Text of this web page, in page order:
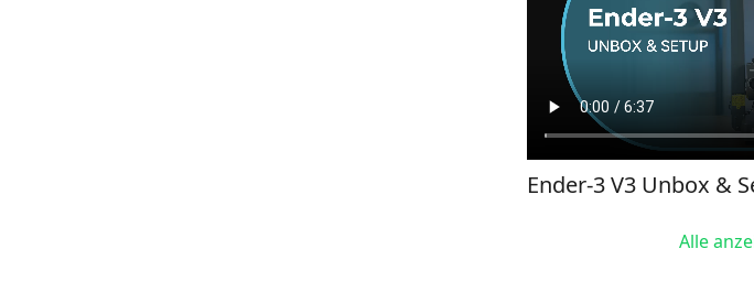
Ender-3 V3 Unbox &
Alle